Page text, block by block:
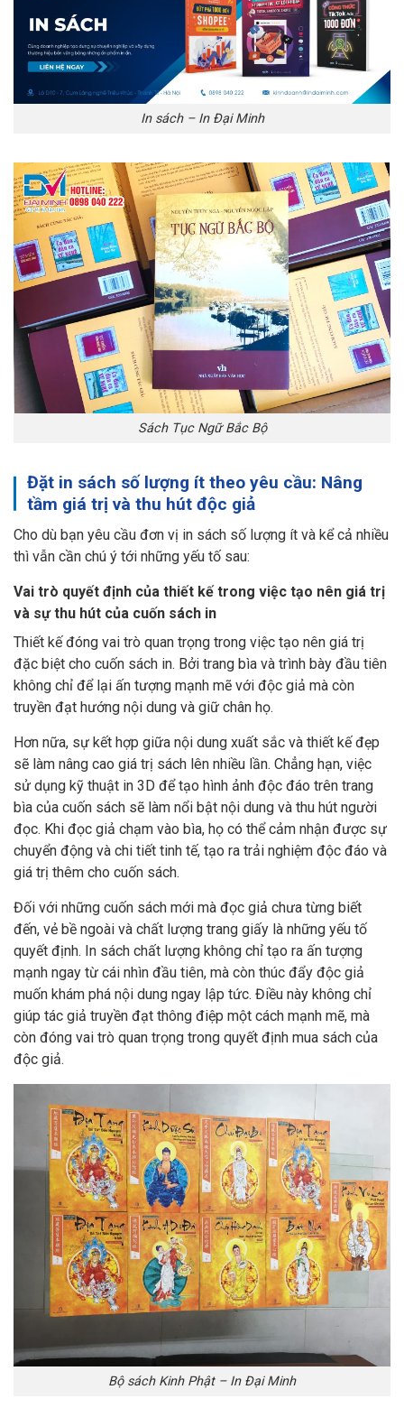
In sách – In Đại Minh
Sách Tục Ngữ Bắc Bộ
Đặt in sách số lượng ít theo yêu cầu: Nâng
tầm giá trị và thu hút độc giả
Cho dù bạn yêu cầu đơn vị in sách số lượng ít và kể cả nhiều
thì vẫn cần chú ý tới những yếu tố sau:
Vai trò quyết định của thiết kế trong việc tạo nên giá trị
và sự thu hút của cuốn sách in
Thiết kế đóng vai trò quan trọng trong việc tạo nên giá trị
đặc biệt cho cuốn sách in. Bởi trang bìa và trình bày đầu tiên
không chỉ để lại ấn tượng mạnh mẽ với độc giả mà còn
truyền đạt hướng nội dung và giữ chân họ.
Hơn nữa, sự kết hợp giữa nội dung xuất sắc và thiết kế đẹp
sẽ làm nâng cao giá trị sách lên nhiều lần. Chẳng hạn, việc
sử dụng kỹ thuật in 3D để tạo hình ảnh độc đáo trên trang
bìa của cuốn sách sẽ làm nổi bật nội dung và thu hút người
đọc. Khi đọc giả chạm vào bìa, họ có thể cảm nhận được sự
chuyển động và chi tiết tinh tế, tạo ra trải nghiệm độc đáo và
giá trị thêm cho cuốn sách.
Đối với những cuốn sách mới mà đọc giả chưa từng biết
đến, vẻ bề ngoài và chất lượng trang giấy là những yếu tố
quyết định. In sách chất lượng không chỉ tạo ra ấn tượng
mạnh ngay từ cái nhìn đầu tiên, mà còn thúc đẩy độc giả
muốn khám phá nội dung ngay lập tức. Điều này không chỉ
giúp tác giả truyền đạt thông điệp một cách mạnh mẽ, mà
còn đóng vai trò quan trọng trong quyết định mua sách của
độc giả.
Bộ sách Kinh Phật – In Đại Minh